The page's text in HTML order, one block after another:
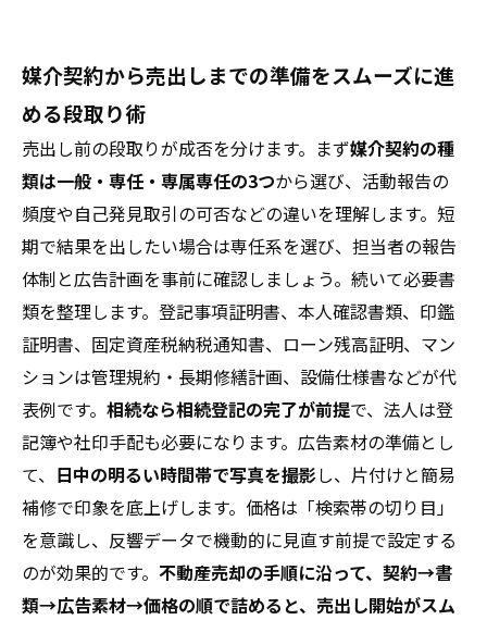
媒介契約から売出しまでの準備をスムーズに進
める段取り術
売出し前の段取りが成否を分けます。まず媒介契約の種
類は一般・専任・専属専任の3つから選び、活動報告の
頻度や自己発見取引の可否などの違いを理解します。短
期で結果を出したい場合は専任系を選び、担当者の報告
体制と広告計画を事前に確認しましょう。続いて必要書
類を整理します。登記事項証明書、本人確認書類、印鑑
証明書、固定資産税納税通知書、ローン残高証明、マン
ションは管理規約・長期修繕計画、設備仕様書などが代
表例です。 相続なら相続登記の完了が前提で、法人は登
記簿や社印手配も必要になります。広告素材の準備とし
て、 日中の明るい時間帯で写真を撮影し、片付けと簡易
補修で印象を底上げします。価格は「検索帯の切り目」
を意識し、反響データで機動的に見直す前提で設定する
のが効果的です。 不動産売却の手順に沿って、契約→書
類→広告素材→価格の順で詰めると、売出し開始がスム